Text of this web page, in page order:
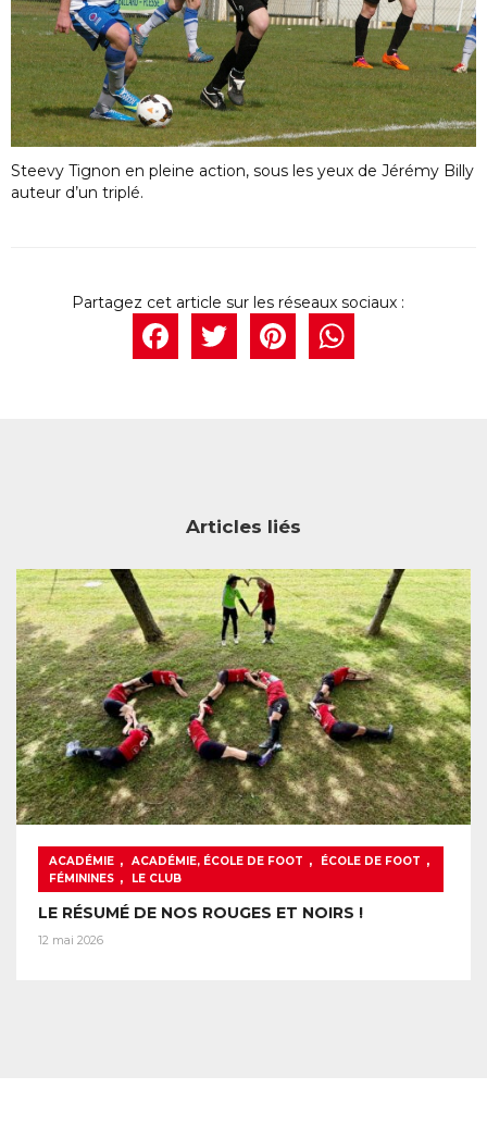
Steevy Tignon en pleine action, sous les yeux de Jérémy Billy
auteur d’un triplé.
Facebook
Twitter
Articles liés
ACADÉMIE , ACADÉMIE, ÉCOLE DE FOOT , ÉCOLE DE FOOT ,
FÉMININES , LE CLUB
LE RÉSUMÉ DE NOS ROUGES ET NOIRS !
12 mai 2026